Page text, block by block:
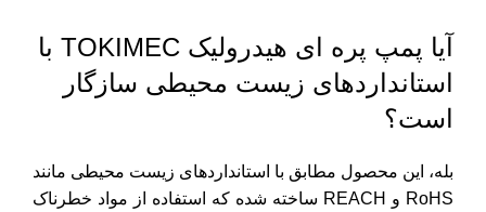
آیا پمپ پره ای هیدرولیک TOKIMEC با
استانداردهای زیست محیطی سازگار
است؟
بله، این محصول مطابق با استانداردهای زیست محیطی مانند
RoHS و REACH ساخته شده که استفاده از مواد خطرناک